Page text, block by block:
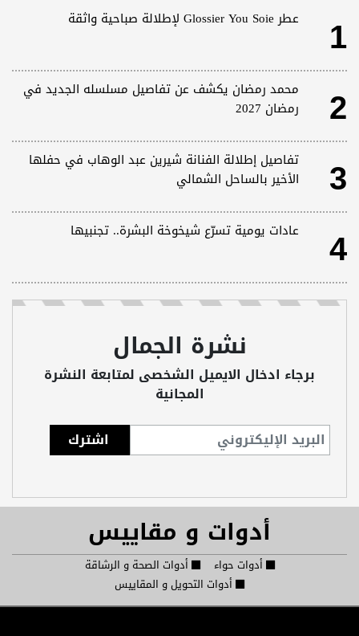
1 عطر Glossier You Soie لإطلالة صباحية واثقة
2
محمد رمضان يكشف عن تفاصيل مسلسله الجديد في
رمضان 2027
3
تفاصيل إطلالة الفنانة شيرين عبد الوهاب في حفلها
الأخير بالساحل الشمالي
4 عادات يومية تسرّع شيخوخة البشرة.. تجنبيها
نشرة الجمال
برجاء ادخال الايميل الشخصى لمتابعة النشرة
المجانية
أدوات و مقاييس
أدوات حواء
أدوات الصحة و الرشاقة
أدوات التحويل و المقاييس